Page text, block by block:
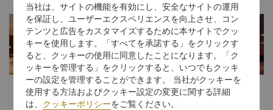
アルティテュード
ラサ
シューガーデン
当社は、サイトの機能を有効にし、安全なサイトの運用
を保証し、ユーザーエクスペリエンスを向上させ、コン
テンツと広告をカスタマイズするために本サイトでクッ
キーを使用します。「すべてを承諾する」をクリックす
ると、クッキーの使用に同意したことになります。「ク
ッキーを管理する」をクリックすると、いつでもクッキ
ーの設定を管理することができます。 当社がクッキーを
使用する方法およびクッキー設定の変更に関する詳細
は、 クッキーポリシーをご覧ください。